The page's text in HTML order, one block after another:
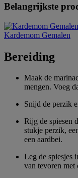
Belangrijkste
Kardemom Gemalen
Bereiding
Maak de
mengen. Voeg
Snijd de perzik
Rijg de spiesen
stukje perzik,
een aardbei.
Leg de spiesjes
van tevoren met